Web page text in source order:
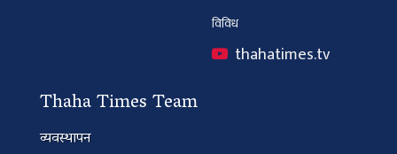
विविध
thahatimes.tv
Thaha Times Team
व्यवस्थापन